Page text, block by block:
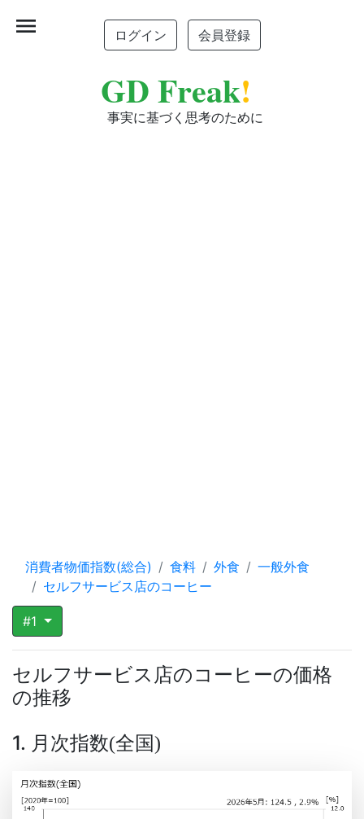
ログイン 会員登録
GD Freak!
事実に基づく思考のために
menu
消費者物価指数(総合) 食料 外食
一般外食
セルフサービス店のコーヒー
#1
セルフサービス店のコーヒーの価格
の推移
1. 月次指数(全国)